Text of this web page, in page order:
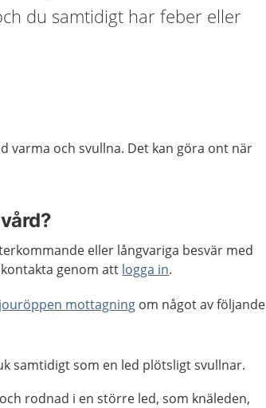
du samtidigt har feber eller
varma och svullna. Det kan göra ont när
eller långvariga besvär med
genom att logga in.
jouröppen mottagning om något av följande
samtidigt som en led plötsligt svullnar.
rodnad i en större led, som knäleden,